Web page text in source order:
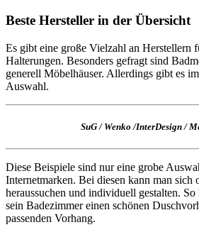
Beste Hersteller in der Übersicht
Es gibt eine große Vielzahl an Herstellern
Halterungen. Besonders gefragt sind
generell Möbelhäuser. Allerdings gibt es
Auswahl.
SuG/Wenko /InterDesign/
Diese Beispiele sind nur eine grobe
Internetmarken. Bei diesen kann man sich
heraussuchen und individuell gestalten.
sein Badezimmer einen schönen
passenden Vorhang.